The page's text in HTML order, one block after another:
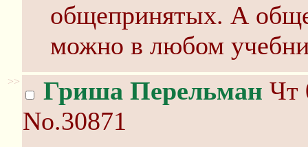
общепринятых. А
можно в любом
>> Гриша Перельман Чт
No.30871